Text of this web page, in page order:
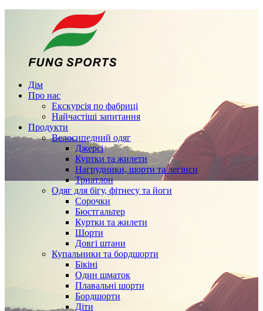
Дім
Про нас
Екскурсія по фабриці
Найчастіші запитання
Продукти
Велосипедний одяг
Джерсі
Куртки та жилети
Нагрудники, шорти та легінси
Триатлон
Одяг для бігу, фітнесу та йоги
Сорочки
Бюстгальтер
Куртки та жилети
Шорти
Довгі штани
Купальники та бордшорти
Бікіні
Один шматок
Плавальні шорти
Бордшорти
Діти